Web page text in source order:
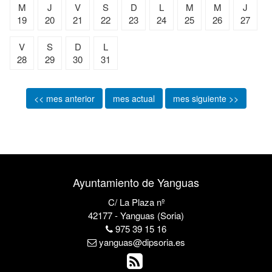
M
19
J
20
V
21
S
22
D
23
L
24
M
25
M
26
J
27
V
28
S
29
D
30
L
31
<< mes anterior mes actual mes siguiente >>
Ayuntamiento de Yanguas
C/ La Plaza nº
42177 - Yanguas (Soria)
975 39 15 16
yanguas@dipsoria.es